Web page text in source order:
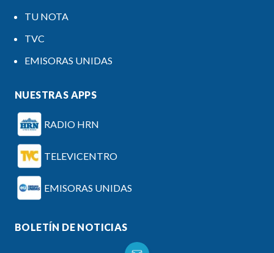
TU NOTA
TVC
EMISORAS UNIDAS
NUESTRAS APPS
RADIO HRN
TELEVICENTRO
EMISORAS UNIDAS
BOLETÍN DE NOTICIAS